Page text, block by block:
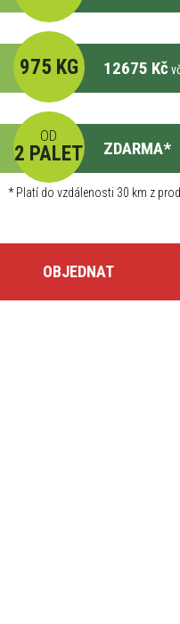
975 KG 12675 Kč
OD
2 PALET ZDARMA*
*Platí do vzdálenosti 30 km z
OBJEDNAT